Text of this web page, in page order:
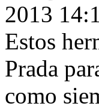
2013
Estos
Prada
como